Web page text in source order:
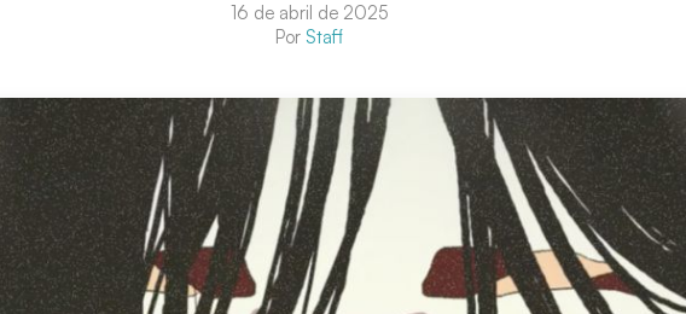
16 de abril de 2025
Por Staff